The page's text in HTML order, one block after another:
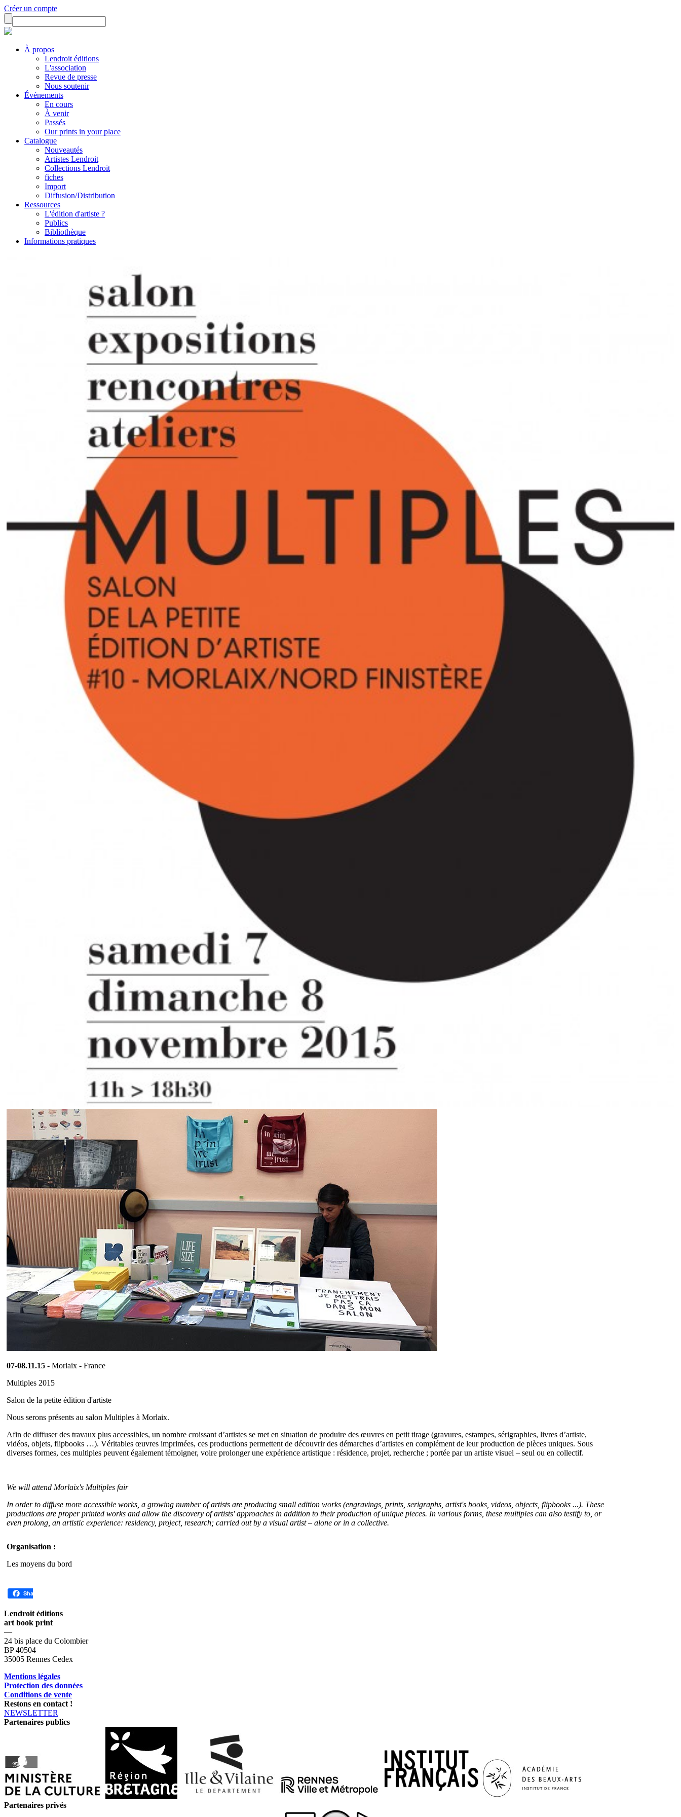
Créer un compte
À propos
Lendroit éditions
L'association
Revue de presse
Nous soutenir
Événements
En cours
À venir
Passés
Our prints in your place
Catalogue
Nouveautés
Artistes Lendroit
Collections Lendroit
fiches
Import
Diffusion/Distribution
Ressources
L'édition d'artiste ?
Publics
Bibliothèque
Informations pratiques
07-08.11.15 - Morlaix - France
Multiples 2015
Salon de la petite édition d'artiste
Nous serons présents au salon Multiples à Morlaix.
Afin de diffuser des travaux plus accessibles, un nombre croissant d’artistes se met en situation de produire des œuvres en petit tirage (gravures, estampes, sérigraphies, livres d’artiste,
vidéos, objets, flipbooks …). Véritables œuvres imprimées, ces productions permettent de découvrir des démarches d’artistes en complément de leur production de pièces uniques. Sous
diverses formes, ces multiples peuvent également témoigner, voire prolonger une expérience artistique : résidence, projet, recherche ; portée par un artiste visuel – seul ou en collectif.
We will attend Morlaix's Multiples fair
In order to diffuse more accessible works, a growing number of artists are producing small edition works (engravings, prints, serigraphs, artist's books, videos, objects, flipbooks ...). These
productions are proper printed works and allow the discovery of artists' approaches in addition to their production of unique pieces. In various forms, these multiples can also testify to, or
even prolong, an artistic experience: residency, project, research; carried out by a visual artist – alone or in a collective.
Organisation :
Les moyens du bord
Share
Lendroit éditions
art book print
—
24 bis place du Colombier
BP 40504
35005 Rennes Cedex
Mentions légales
Protection des données
Conditions de vente
Restons en contact !
NEWSLETTER
Partenaires publics
Partenaires privés